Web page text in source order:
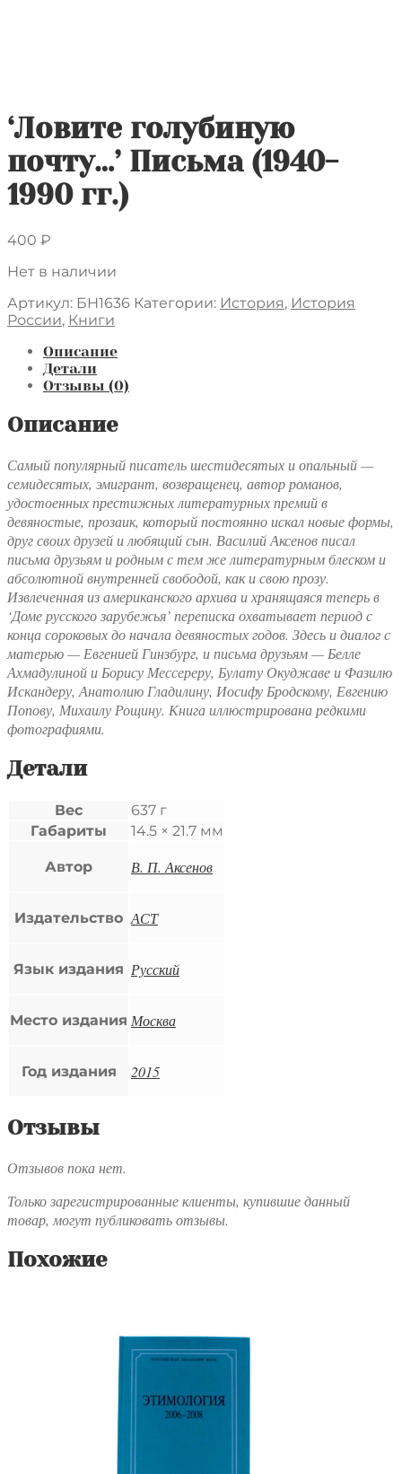
‘Ловите голубиную
почту…’ Письма (1940-
1990 гг.)
400 ₽
Нет в наличии
Артикул: БН1636 Категории: История, История
России, Книги
Описание
Детали
Отзывы (0)
Описание
Самый популярный писатель шестидесятых и опальный —
семидесятых, эмигрант, возвращенец, автор романов,
удостоенных престижных литературных премий в
девяностые, прозаик, который постоянно искал новые формы,
друг своих друзей и любящий сын. Василий Аксенов писал
письма друзьям и родным с тем же литературным блеском и
абсолютной внутренней свободой, как и свою прозу.
Извлеченная из американского архива и хранящаяся теперь в
‘Доме русского зарубежья’ переписка охватывает период с
конца сороковых до начала девяностых годов. Здесь и диалог с
матерью — Евгенией Гинзбург, и письма друзьям — Белле
Ахмадулиной и Борису Мессереру, Булату Окуджаве и Фазилю
Искандеру, Анатолию Гладилину, Иосифу Бродскому, Евгению
Попову, Михаилу Рощину. Книга иллюстрирована редкими
фотографиями.
Детали
Вес
637 г
Габариты
14.5 × 21.7 мм
Автор В. П. Аксенов
Издательство АСТ
Язык издания Русский
Место издания Москва
Год издания 2015
Отзывы
Отзывов пока нет.
Только зарегистрированные клиенты, купившие данный
товар, могут публиковать отзывы.
Похожие